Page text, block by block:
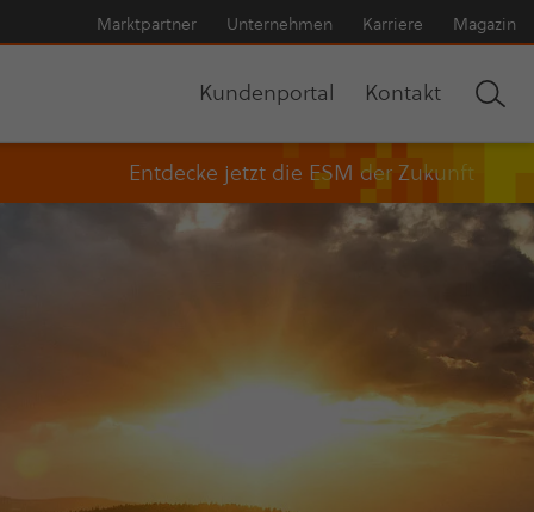
Markt­part­ner Unter­neh­men Karriere Magazin
Kun­den­por­tal Kontakt
Entdecke jetzt die ESM der Zukunft